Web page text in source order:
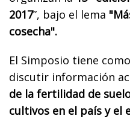
2017”, bajo el lema
cosecha".
El Simposio tiene
discutir información
de la fertilidad de
cultivos en el país y el